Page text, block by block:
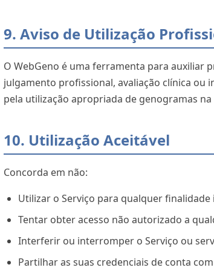
9. Aviso de Utilização
O WebGeno é uma ferramenta para auxiliar
julgamento profissional, avaliação clínica ou
pela utilização apropriada de genogramas
10. Utilização Aceitável
Concorda em não:
Utilizar o Serviço para qualquer finalidade
Tentar obter acesso não autorizado a
Interferir ou interromper o Serviço ou
Partilhar as suas credenciais de conta